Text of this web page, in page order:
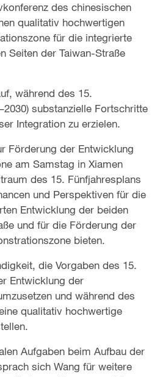
des chinesischen
qualitativ hochwertigen
für die integrierte
Seiten der Taiwan-Straße
während des 15.
substanzielle Fortschritte
Integration zu erzielen.
Förderung der Entwicklung
am Samstag in Xiamen
des 15. Fünfjahresplans
und Perspektiven für die
Entwicklung der beiden
und für die Förderung der
bieten.
die Vorgaben des 15.
Entwicklung der
und während des
qualitativ hochwertige
Aufgaben beim Aufbau der
sich Wang für weitere